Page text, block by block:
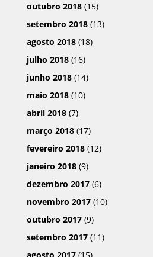
outubro 2018(15)
setembro 2018(13)
agosto 2018(18)
julho 2018(16)
junho 2018(14)
maio 2018(10)
abril 2018(7)
março 2018(17)
fevereiro 2018(12)
janeiro 2018(9)
dezembro 2017(6)
novembro 2017(10)
outubro 2017(9)
setembro 2017(11)